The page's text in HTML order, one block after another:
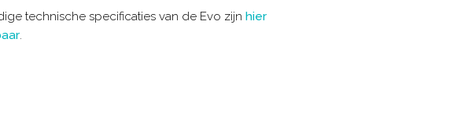
technische specificaties van de Evo zijn hier
.